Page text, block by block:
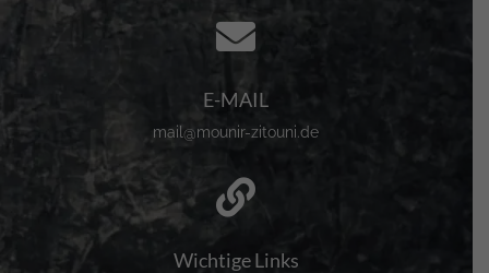

E-MAIL
mail@mounir-zitouni.de

Wichtige Links